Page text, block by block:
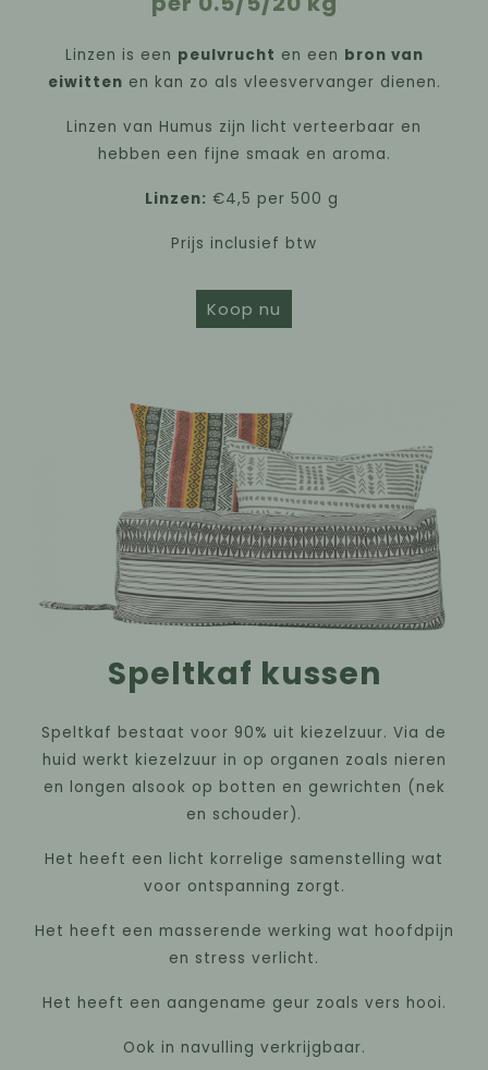
Linzen is een peulvrucht en een bron van
eiwitten en kan zo als vleesvervanger dienen.
Linzen van Humus zijn licht verteerbaar en
hebben een fijne smaak en aroma.
Linzen: €4,5 per 500 g
Prijs inclusief btw
Koop nu
Speltkaf kussen
Speltkaf bestaat voor 90% uit kiezelzuur. Via de
huid werkt kiezelzuur in op organen zoals nieren
en longen alsook op botten en gewrichten (nek
en schouder).
Het heeft een licht korrelige samenstelling wat
voor ontspanning zorgt.
Het heeft een masserende werking wat hoofdpijn
en stress verlicht.
Het heeft een aangename geur zoals vers hooi.
Ook in navulling verkrijgbaar.